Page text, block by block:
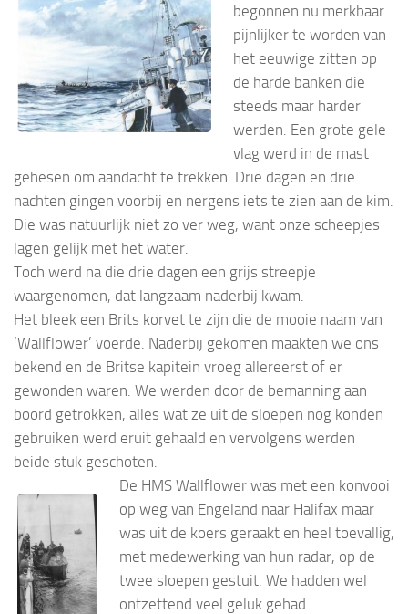
begonnen nu merkbaar
pijnlijker te worden van
het eeuwige zitten op
de harde banken die
steeds maar harder
werden. Een grote gele
vlag werd in de mast
gehesen om aandacht te trekken. Drie dagen en drie
nachten gingen voorbij en nergens iets te zien aan de kim.
Die was natuurlijk niet zo ver weg, want onze scheepjes
lagen gelijk met het water.
Toch werd na die drie dagen een grijs streepje
waargenomen, dat langzaam naderbij kwam.
Het bleek een Brits korvet te zijn die de mooie naam van
‘Wallflower’ voerde. Naderbij gekomen maakten we ons
bekend en de Britse kapitein vroeg allereerst of er
gewonden waren. We werden door de bemanning aan
boord getrokken, alles wat ze uit de sloepen nog konden
gebruiken werd eruit gehaald en vervolgens werden
beide stuk geschoten.
De HMS Wallflower was met een konvooi
op weg van Engeland naar Halifax maar
was uit de koers geraakt en heel toevallig,
met medewerking van hun radar, op de
twee sloepen gestuit. We hadden wel
ontzettend veel geluk gehad.